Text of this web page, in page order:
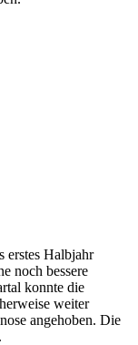
erstes Halbjahr
noch bessere
konnte die
weiter
angehoben. Die